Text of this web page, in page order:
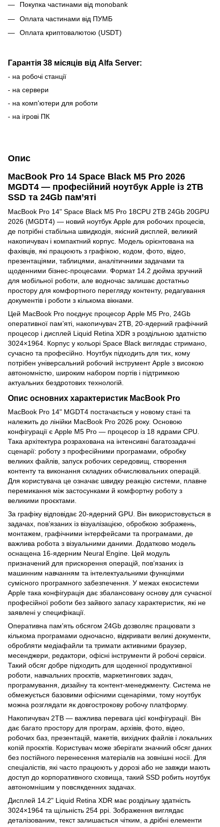
Покупка частинами від monobank
Оплата частинами від ПУМБ
Оплата криптовалютою (USDT)
Гарантія 38 місяців від Alfa Server:
- на робочі станції
- на сервери
- на комп'ютери для роботи
- на ігрові ПК
Опис
MacBook Pro 14 Space Black M5 Pro 2026
MGDT4 — професійний ноутбук Apple із 2TB
SSD та 24Gb пам’яті
MacBook Pro 14" Space Black M5 Pro 18CPU 2TB 24Gb 20GPU
2026 (MGDT4) — новий ноутбук Apple для робочих процесів,
де потрібні стабільна швидкодія, якісний дисплей, великий
накопичувач і компактний корпус. Модель орієнтована на
фахівців, які працюють з графікою, кодом, фото, відео,
презентаціями, таблицями, аналітичними задачами та
щоденними бізнес-процесами. Формат 14.2 дюйма зручний
для мобільної роботи, але водночас залишає достатньо
простору для комфортного перегляду контенту, редагування
документів і роботи з кількома вікнами.
Цей MacBook Pro поєднує процесор Apple M5 Pro, 24Gb
оперативної пам’яті, накопичувач 2TB, 20-ядерний графічний
процесор і дисплей Liquid Retina XDR з роздільною здатністю
3024×1964. Корпус у кольорі Space Black виглядає стримано,
сучасно та професійно. Ноутбук підходить для тих, кому
потрібен універсальний робочий інструмент Apple з високою
автономністю, широким набором портів і підтримкою
актуальних бездротових технологій.
Опис основних характеристик MacBook Pro
MacBook Pro 14" MGDT4 постачається у новому стані та
належить до лінійки MacBook Pro 2026 року. Основою
конфігурації є Apple M5 Pro — процесор із 18 ядрами CPU.
Така архітектура розрахована на інтенсивні багатозадачні
сценарії: роботу з професійними програмами, обробку
великих файлів, запуск робочих середовищ, створення
контенту та виконання складних обчислювальних операцій.
Для користувача це означає швидку реакцію системи, плавне
перемикання між застосунками й комфортну роботу з
великими проєктами.
За графіку відповідає 20-ядерний GPU. Він використовується в
задачах, пов’язаних із візуалізацією, обробкою зображень,
монтажем, графічними інтерфейсами та програмами, де
важлива робота з візуальними даними. Додатково модель
оснащена 16-ядерним Neural Engine. Цей модуль
призначений для прискорення операцій, пов’язаних із
машинним навчанням та інтелектуальними функціями
сумісного програмного забезпечення. У межах екосистеми
Apple така конфігурація дає збалансовану основу для сучасної
професійної роботи без зайвого запасу характеристик, які не
заявлені у специфікації.
Оперативна пам’ять обсягом 24Gb дозволяє працювати з
кількома програмами одночасно, відкривати великі документи,
обробляти медіафайли та тримати активними браузер,
месенджери, редактори, офісні інструменти й робочі сервіси.
Такий обсяг добре підходить для щоденної продуктивної
роботи, навчальних проєктів, маркетингових задач,
програмування, дизайну та контент-менеджменту. Система не
обмежується базовими офісними сценаріями, тому ноутбук
можна розглядати як довгострокову робочу платформу.
Накопичувач 2TB — важлива перевага цієї конфігурації. Він
дає багато простору для програм, архівів, фото, відео,
робочих баз, презентацій, макетів, вихідних файлів і локальних
копій проєктів. Користувач може зберігати значний обсяг даних
без постійного перенесення матеріалів на зовнішні носії. Для
спеціалістів, які часто працюють у дорозі або не завжди мають
доступ до корпоративного сховища, такий SSD робить ноутбук
автономнішим у повсякденних задачах.
Дисплей 14.2" Liquid Retina XDR має роздільну здатність
3024×1964 та щільність 254 ppi. Зображення виглядає
деталізованим, текст залишається чітким, а дрібні елементи